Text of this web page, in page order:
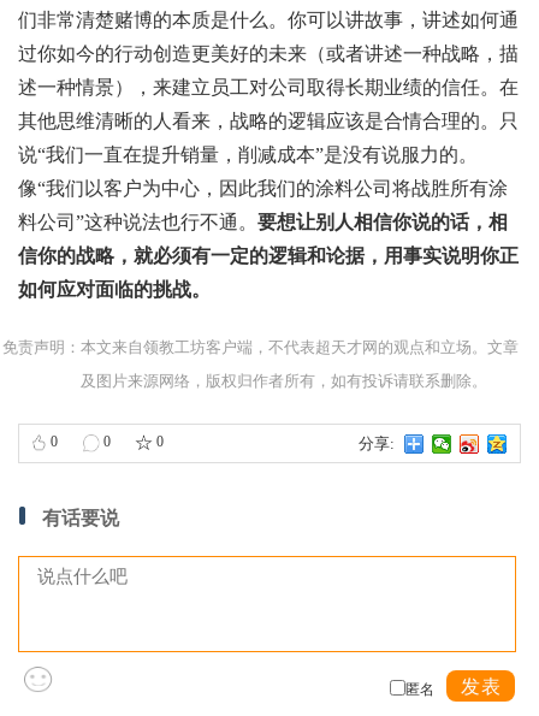
们非常清楚赌博的本质是什么。你可以讲故事，讲述如何通
过你如今的行动创造更美好的未来（或者讲述一种战略，描
述一种情景），来建立员工对公司取得长期业绩的信任。在
其他思维清晰的人看来，战略的逻辑应该是合情合理的。只
说“我们一直在提升销量，削减成本”是没有说服力的。
像“我们以客户为中心，因此我们的涂料公司将战胜所有涂
料公司”这种说法也行不通。 要想让别人相信你说的话，相
信你的战略，就必须有一定的逻辑和论据，用事实说明你正
如何应对面临的挑战。
免责声明：本文来自领教工坊客户端，不代表超天才网的观点和立场。文章
及图片来源网络，版权归作者所有，如有投诉请联系删除。
0 0 0 分享:
有话要说
发表
匿名